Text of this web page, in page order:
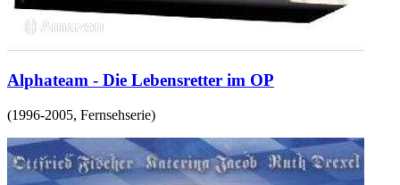
Alphateam - Die Lebensretter im OP
(1996-2005, Fernsehserie)